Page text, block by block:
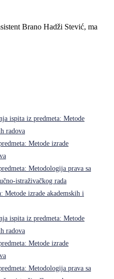
godine
Brano Hadži Stević, ma
ispita iz predmeta: Metode
radova
Metode izrade
Metodologija prava sa
istraživačkog rada
Metode izrade akademskih i
ispita iz predmeta: Metode
radova
Metode izrade
Metodologija prava sa